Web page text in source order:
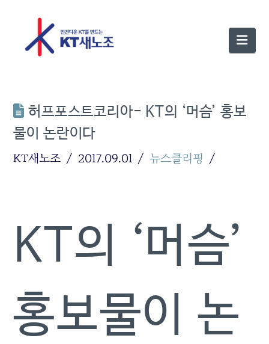
허프포스트코리아- KT의 ‘머슴’ 홍보
물이 논란이다
KT새노조 2017.09.01 뉴스클리핑
KT의 ‘머슴’
홍보물이 논